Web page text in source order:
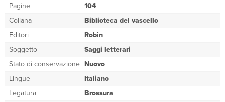
Pagine
104
Collana
Biblioteca del vascello
Editori
Robin
Soggetto
Saggi letterari
Stato di conservazione Nuovo
Lingue
Italiano
Legatura
Brossura